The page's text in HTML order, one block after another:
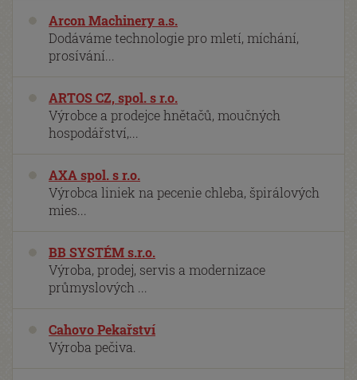
Arcon Machinery a.s.
Dodáváme technologie pro mletí, míchání,
prosívání...
ARTOS CZ, spol. s r.o.
Výrobce a prodejce hnětačů, moučných
hospodářství,...
AXA spol. s r.o.
Výrobca liniek na pecenie chleba, špirálových
mies...
BB SYSTÉM s.r.o.
Výroba, prodej, servis a modernizace
průmyslových ...
Cahovo Pekařství
Výroba pečiva.